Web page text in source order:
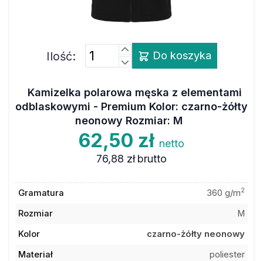
Ilość: Do koszyka
Kamizelka polarowa męska z elementami
odblaskowymi - Premium Kolor: czarno-żółty
neonowy Rozmiar: M
62,50 zł netto
76,88 zł brutto
Gramatura 360 g/m2
Rozmiar
M
Kolor
czarno-żółty neonowy
Materiał
poliester